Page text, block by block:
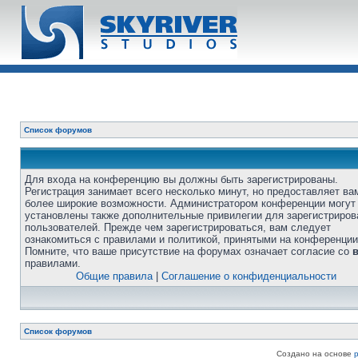
Список форумов
Для входа на конференцию вы должны быть зарегистрированы.
Регистрация занимает всего несколько минут, но предоставляет
более широкие возможности. Администратором конференции
установлены также дополнительные привилегии для
пользователей. Прежде чем зарегистрироваться, вам следует
ознакомиться с правилами и политикой, принятыми на
Помните, что ваше присутствие на форумах означает согласие со
правилами.
Общие правила| Соглашение о конфиденциальности
Список форумов
Создано на основе